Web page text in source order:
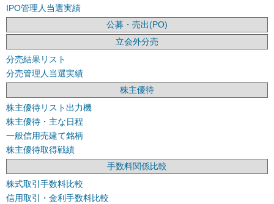
IPO管理人当選実績
公募・売出(PO)
立会外分売
分売結果リスト
分売管理人当選実績
株主優待
株主優待リスト出力機
株主優待・主な日程
一般信用売建て銘柄
株主優待取得戦績
手数料関係比較
株式取引手数料比較
信用取引・金利手数料比較